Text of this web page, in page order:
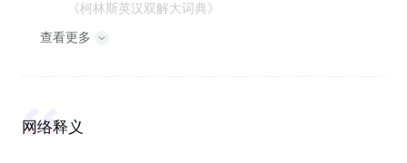
《柯林斯英汉双解大词典》
查看更多
网络释义